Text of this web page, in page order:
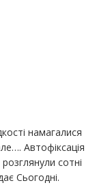
намагалися
Автофіксація
сотні
Сьогодні.